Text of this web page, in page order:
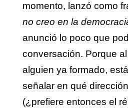
momento, lanzó como
no creo en la
anunció lo poco que
conversación. Porque
alguien ya formado,
señalar en qué
(¿prefiere entonces el